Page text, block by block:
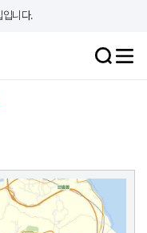
입니다.